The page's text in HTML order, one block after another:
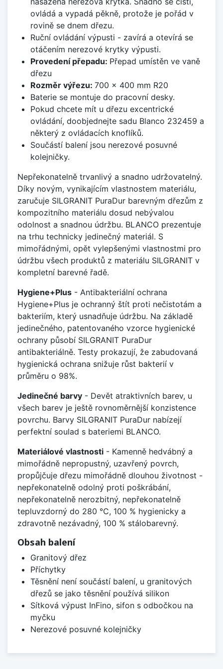
ovládá a vypadá pěkně, protože je pořád v
rovině se dnem dřezu.
Ruční ovládání výpusti - zavírá a otevírá se
otáčením nerezové krytky výpusti.
Provedení přepadu: Přepad umístěn ve vaně
dřezu
Rozměr výřezu: 700 x 400 mm R20
Baterie se montuje do pracovní desky.
Pokud chcete mít u dřezu excentrické
ovládání, doobjednejte sadu Blanco 232459 a
některý z ovládacích knoflíků.
Součástí balení jsou nerezové posuvné
kolejničky.
Nepřekonatelně trvanlivý a snadno udržovatelný.
Díky novým, vynikajícím vlastnostem materiálu,
zaručuje SILGRANIT PuraDur barevným dřezům z
kompozitního materiálu dosud nebývalou
odolnost a snadnou údržbu. BLANCO prezentuje
na trhu technicky jedinečný materiál. S
mimořádnými, opět vylepšenými vlastnostmi pro
údržbu všech produktů z materiálu SILGRANIT v
kompletní barevné řadě.
Hygiene+Plus - Antibakteriální ochrana
Hygiene+Plus je ochranný štít proti nečistotám a
bakteriím, který usnadňuje údržbu. Na základě
jedinečného, patentovaného vzorce hygienické
ochrany působí SILGRANIT PuraDur
antibakteriálně. Testy prokazují, že zabudovaná
hygienická ochrana snižuje růst bakterií v
průměru o 98%.
Jedinečné barvy - Devět atraktivních barev, u
všech barev je ještě rovnoměrnější konzistence
povrchu. Barvy SILGRANIT PuraDur nabízejí
perfektní soulad s bateriemi BLANCO.
Materiálové vlastnosti - Kamenně hedvábný a
mimořádně nepropustný, uzavřený povrch,
propůjčuje dřezu mimořádně dlouhou životnost -
nepřekonatelně odolný proti poškrábání,
nepřekonatelně nerozbitný, nepřekonatelně
tepluvzdorný do 280 °C, 100 % hygienicky a
zdravotně nezávadný, 100 % stálobarevný.
Obsah balení
Granitový dřez
Příchytky
Těsnění není součástí balení, u granitových
dřezů se jako těsnění používá silikon
Sítková výpust InFino, sifon s odbočkou na
myčku
Nerezové posuvné kolejničky